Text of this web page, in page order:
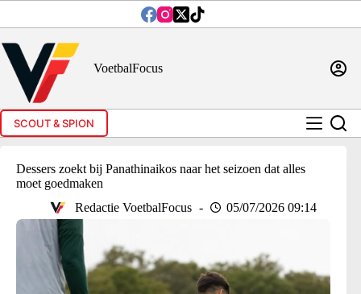
inhoud
VoetbalFocus
SCOUT & SPION
Dessers zoekt bij Panathinaikos naar het seizoen dat alles
moet goedmaken
Redactie VoetbalFocus
05/07/2026 09:14